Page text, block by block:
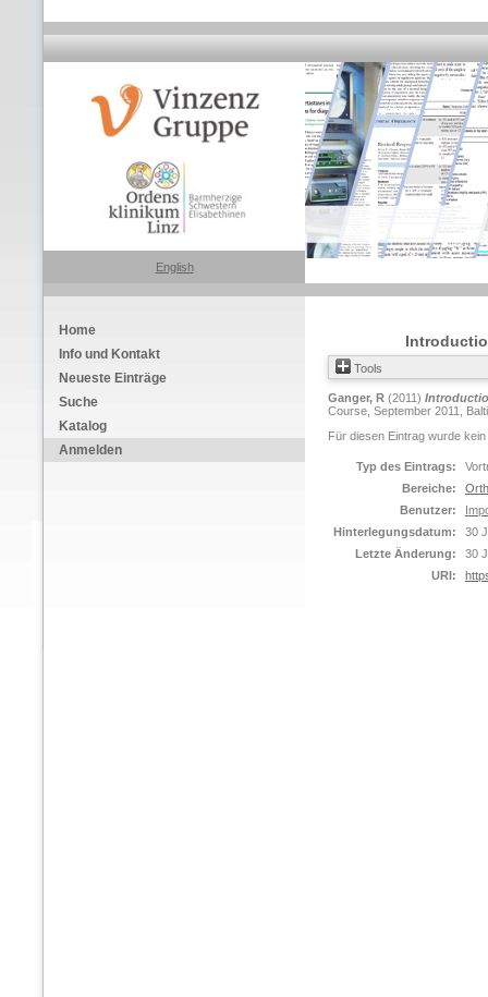
English
Home
Info und Kontakt
Neueste Einträge
Suche
Katalog
Anmelden
Tools
Ganger, R (2011)
Course, September 2011,
Für diesen Eintrag wurde
Typ des Eintrags:
Bereiche:
Benutzer:
Hinterlegungsdatum:
30
Letzte Änderung:
30
URI: